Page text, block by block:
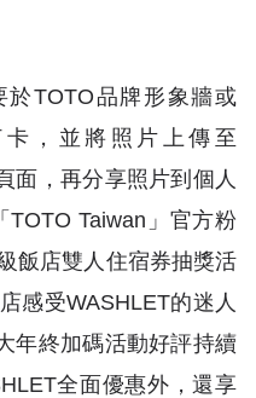
於TOTO品牌形象牆或
，並將照片上傳至
面，再分享照片到個人
Taiwan」官方粉
飯店雙人住宿券抽獎活
感受WASHLET的迷人
年終加碼活動好評持續
全面優惠外，還享